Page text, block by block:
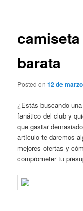
barata
Posted on12 de
¿Estás buscando
fanático del club y
que gastar
artículo te daremos
mejores ofertas y
comprometer tu